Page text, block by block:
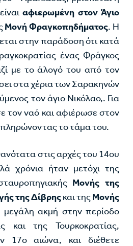
αφιερωμένη στον Άγιο
Μονή Φραγκοπηδήματος. Η
στην παράδοση ότι κατά
ένας Φράγκος
με το άλογό του από τον
στα χέρια των Σαρακηνών
τον άγιο Νικόλαο,. Για
τον ναό και αφιέρωσε στον
το τάμα του.
στις αρχές του 14ου
χρόνια ήταν μετόχι της
Μονής της
της Δίβρηςκαι της Μονής
μεγάλη ακμή στην περίοδο
και της Τουρκοκρατίας,
17ο αιώνα, και διέθετε